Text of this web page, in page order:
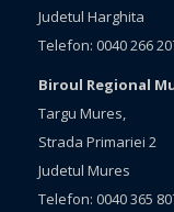
Judetul Harghita
Telefon: 0040 266
Biroul Regional
Targu Mures,
Strada Primariei 2
Judetul Mures
Telefon: 0040 365